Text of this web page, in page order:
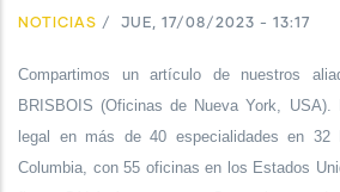
NOTICIAS / JUE, 17/08/2023 - 13:17
Compartimos un artículo de nuestros
BRISBOIS (Oficinas de Nueva York,
legal en más de 40 especialidades en
Columbia, con 55 oficinas en los Estados